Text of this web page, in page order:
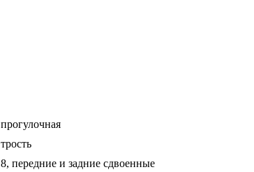
прогулочная
трость
8, передние и задние сдвоенные